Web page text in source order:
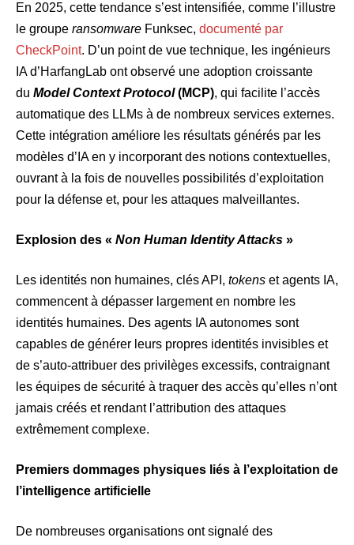
En 2025, cette tendance s’est intensifiée, comme l’illustre
le groupe ransomware Funksec, documenté par
CheckPoint. D’un point de vue technique, les ingénieurs
IA d’HarfangLab ont observé une adoption croissante
du Model Context Protocol(MCP), qui facilite l’accès
automatique des LLMs à de nombreux services externes.
Cette intégration améliore les résultats générés par les
modèles d’IA en y incorporant des notions contextuelles,
ouvrant à la fois de nouvelles possibilités d’exploitation
pour la défense et, pour les attaques malveillantes.
Explosion des « Non Human Identity Attacks »
Les identités non humaines, clés API, tokens et agents IA,
commencent à dépasser largement en nombre les
identités humaines. Des agents IA autonomes sont
capables de générer leurs propres identités invisibles et
de s’auto-attribuer des privilèges excessifs, contraignant
les équipes de sécurité à traquer des accès qu’elles n’ont
jamais créés et rendant l’attribution des attaques
extrêmement complexe.
Premiers dommages physiques liés à l’exploitation de
l’intelligence artificielle
De nombreuses organisations ont signalé des